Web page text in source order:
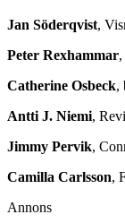
Jan Söderqvist,
Peter Rexhammar
Catherine Osbeck,
Antti J. Niemi,
Jimmy Pervik,
Camilla Carlsson,
Annons